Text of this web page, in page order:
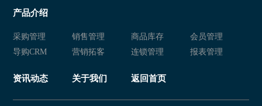
产品介绍
采购管理 销售管理 商品库存
会员管理
导购CRM
营销拓客 连锁管理 报表管理
资讯动态 关于我们 返回首页